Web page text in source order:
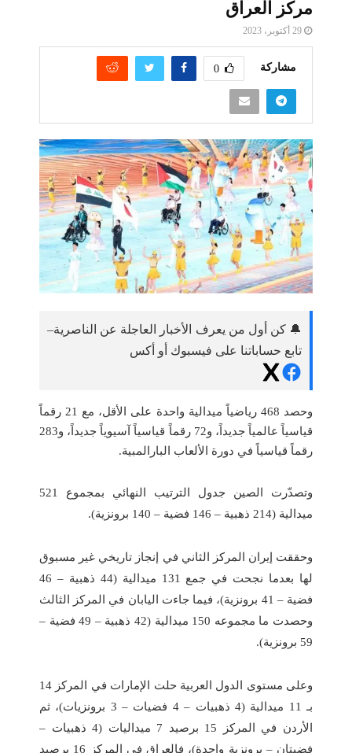
مركز العراق
29 أكتوبر، 2023
مشاركة 0
🔔 كن أول من يعرف الأخبار العاجلة عن الناصرية–
تابع حساباتنا على فيسبوك أو أكس
وحصد 468 رياضياً ميدالية واحدة على الأقل، مع 21 رقماً
قياسياً عالمياً جديداً، و72 رقماً قياسياً آسيوياً جديداً، و283
رقماً قياسياً في دورة الألعاب البارالمبية.
وتصدّرت الصين جدول الترتيب النهائي بمجموع 521
ميدالية (214 ذهبية – 146 فضية – 140 برونزية).
وحققت إيران المركز الثاني في إنجاز تاريخي غير مسبوق
لها بعدما نجحت في جمع 131 ميدالية (44 ذهبية – 46
فضية – 41 برونزية)، فيما جاءت اليابان في المركز الثالث
وحصدت ما مجموعه 150 ميدالية (42 ذهبية – 49 فضية –
59 برونزية).
وعلى مستوى الدول العربية حلت الإمارات في المركز 14
بـ 11 ميدالية (4 ذهبيات – 4 فضيات – 3 برونزيات)، ثم
الأردن في المركز 15 برصيد 7 ميداليات (4 ذهبيات –
فضيتان – برونزية واحدة)، فالعراق في المركز 16 برصيد